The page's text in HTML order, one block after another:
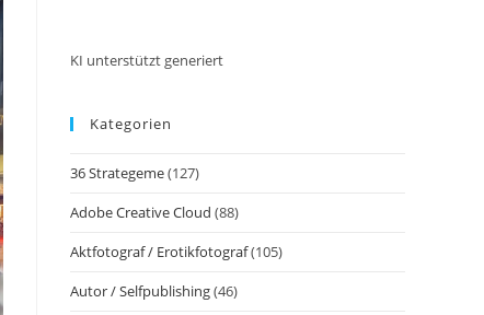
KI unterstützt generiert
Kategorien
36 Strategeme(127)
Adobe Creative Cloud (88)
Aktfotograf / Erotikfotograf(105)
Autor / Selfpublishing(46)